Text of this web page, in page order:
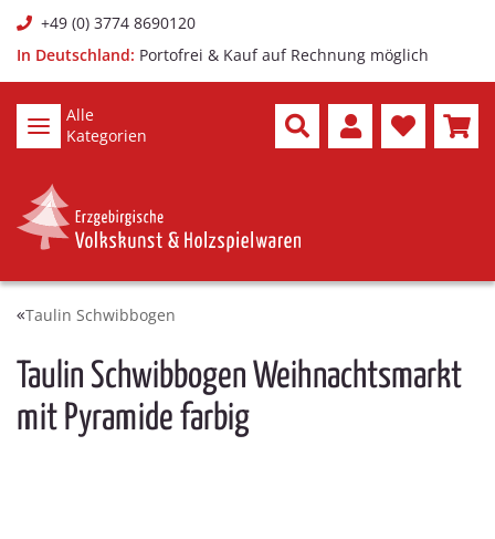
+49 (0) 3774 8690120
In Deutschland: Portofrei & Kauf auf Rechnung möglich
Alle
Kategorien
Taulin Schwibbogen
Taulin Schwibbogen Weihnachtsmarkt
mit Pyramide farbig